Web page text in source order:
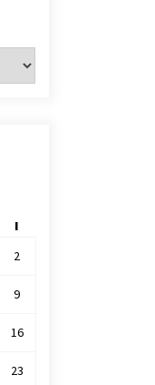
I
2
9
16
23